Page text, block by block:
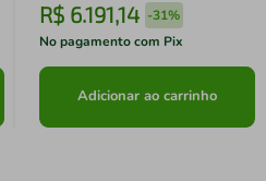
R$ 6.191,14 -31%
No pagamento com Pix
Adicionar ao carrinho